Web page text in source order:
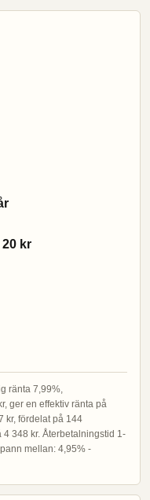
kr
ränta 7,99%,
ger en effektiv ränta på
kr, fördelat på 144
348 kr. Återbetalningstid 1-
mellan: 4,95% -